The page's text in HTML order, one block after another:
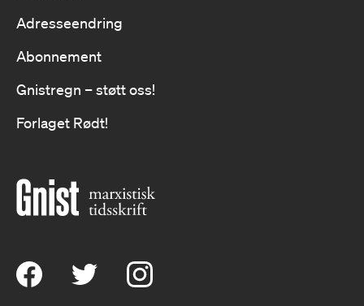
Adresseendring
Abonnement
Gnistregn – støtt oss!
Forlaget Rødt!